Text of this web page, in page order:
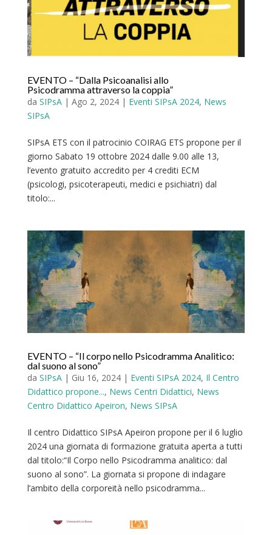
EVENTO – “Dalla Psicoanalisi allo
Psicodramma attraverso la coppia”
da SIPsA| Ago 2, 2024| Eventi SIPsA 2024, News
SIPsA
SIPsA ETS con il patrocinio COIRAG ETS propone per il
giorno Sabato 19 ottobre 2024 dalle 9.00 alle 13,
l’evento gratuito accredito per 4 crediti ECM
(psicologi, psicoterapeuti, medici e psichiatri) dal
titolo:...
EVENTO – “Il corpo nello Psicodramma Analitico:
dal suono al sono”
da SIPsA| Giu 16, 2024| Eventi SIPsA 2024, Il Centro
Didattico propone..., News Centri Didattici, News
Centro Didattico Apeiron, News SIPsA
Il centro Didattico SIPsA Apeiron propone per il 6 luglio
2024 una giornata di formazione gratuita aperta a tutti
dal titolo:“Il Corpo nello Psicodramma analitico: dal
suono al sono”. La giornata si propone di indagare
l’ambito della corporeità nello psicodramma...